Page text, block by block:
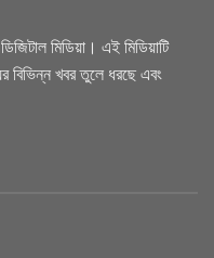
মিডিয়া। এই মিডিয়াটি
বিভিন্ন খবর তুলে ধরছে এবং